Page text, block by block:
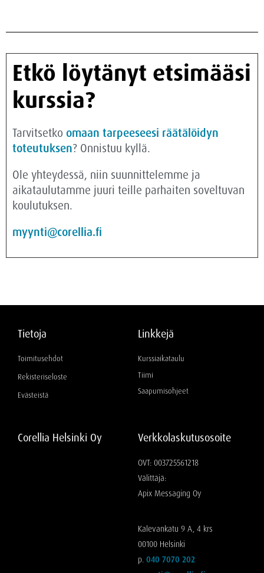
Etkö löytänyt etsimääsi
kurssia?
Tarvitsetko omaan tarpeeseesi räätälöidyn
toteutuksen? Onnistuu kyllä.
Ole yhteydessä, niin suunnittelemme ja
aikataulutamme juuri teille parhaiten soveltuvan
koulutuksen.
myynti@corellia.fi
Tietoja
Toimitusehdot
Rekisteriseloste
Evästeistä
Linkkejä
Kurssiaikataulu
Tiimi
Saapumisohjeet
Corellia Helsinki Oy Verkkolaskutusosoite
OVT: 003725561218
Välittäjä:
Apix Messaging Oy
Kalevankatu 9 A, 4 krs
00100 Helsinki
p. 040 7070 202